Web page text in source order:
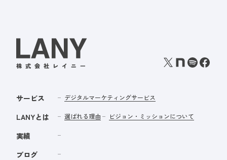
サービス デジタルマーケティングサービス
LANYとは 選ばれる理由 ビジョン・ミッションについて
実績
ブログ